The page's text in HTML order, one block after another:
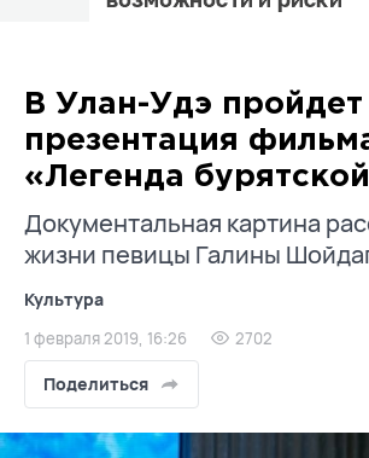
В Улан-Удэ пройдет
презентация
«Легенда
Документальная картина
жизни певицы Галины
Культура
1 февраля 2019, 16:26 2702
Поделиться